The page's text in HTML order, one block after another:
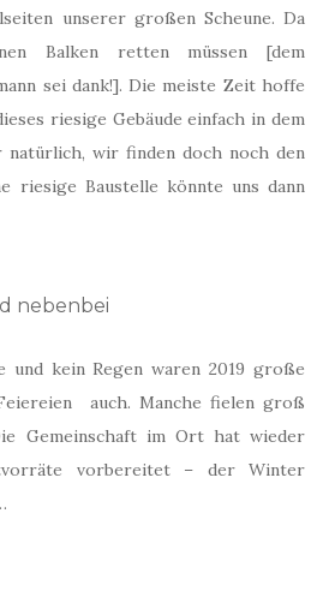
unserer großen Scheune. Da
Balken retten müssen [dem
sei dank!]. Die meiste Zeit hoffe
riesige Gebäude einfach in dem
natürlich, wir finden doch noch den
riesige Baustelle könnte uns dann
nebenbei
und kein Regen waren 2019 große
auch. Manche fielen groß
Gemeinschaft im Ort hat wieder
vorbereitet – der Winter